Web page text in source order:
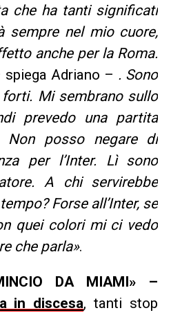
che ha tanti significati
sempre nel mio cuore,
anche per la Roma.
spiega Adriano – . Sono
Mi sembrano sullo
prevedo una partita
Non posso negare di
per l’Inter. Lì sono
A chi servirebbe
Forse all’Inter, se
quei colori mi ci vedo
che parla».
DA MIAMI» –
in discesa, tanti stop